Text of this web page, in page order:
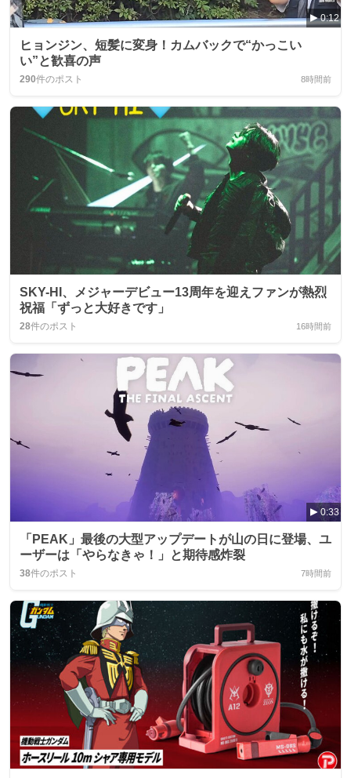
0:12
ヒョンジン、短髪に変身！カムバックで“かっこい
い”と歓喜の声
290件のポスト 8時間前
SKY-HI、メジャーデビュー13周年を迎えファンが熱烈
祝福「ずっと大好きです」
28件のポスト 16時間前
0:33
「PEAK」最後の大型アップデートが山の日に登場、ユ
ーザーは「やらなきゃ！」と期待感炸裂
38件のポスト 7時間前